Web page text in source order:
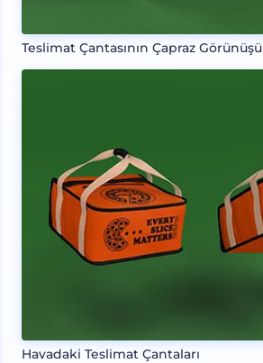
Teslimat Çantasının Çapraz Görünüşü
Havadaki Teslimat Çantaları